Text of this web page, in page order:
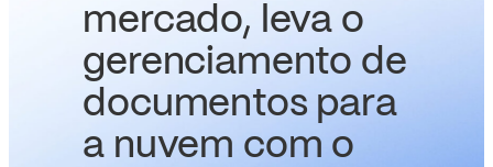
mercado, leva o
gerenciamento de
documentos para
a nuvem com o